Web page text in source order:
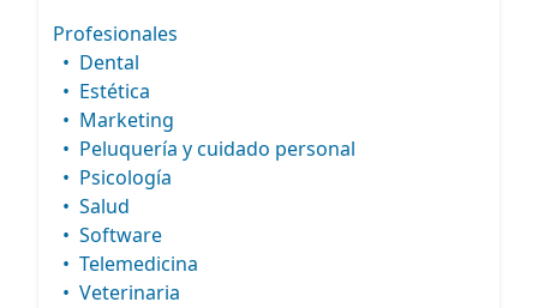
Profesionales
• Dental
• Estética
• Marketing
• Peluquería y cuidado personal
• Psicología
• Salud
• Software
• Telemedicina
• Veterinaria